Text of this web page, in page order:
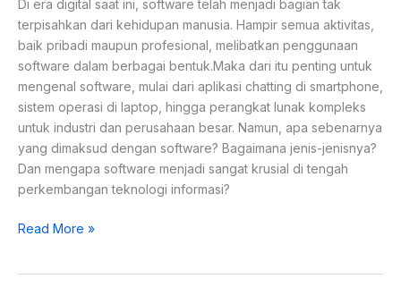
Di era digital saat ini, software telah menjadi bagian tak
terpisahkan dari kehidupan manusia. Hampir semua aktivitas,
baik pribadi maupun profesional, melibatkan penggunaan
software dalam berbagai bentuk.Maka dari itu penting untuk
mengenal software, mulai dari aplikasi chatting di smartphone,
sistem operasi di laptop, hingga perangkat lunak kompleks
untuk industri dan perusahaan besar. Namun, apa sebenarnya
yang dimaksud dengan software? Bagaimana jenis-jenisnya?
Dan mengapa software menjadi sangat krusial di tengah
perkembangan teknologi informasi?
Read More »